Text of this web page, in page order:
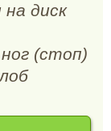
на диск
(стоп)